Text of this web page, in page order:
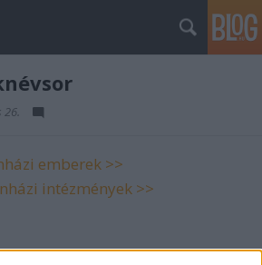
emberek >>
intézmények >>